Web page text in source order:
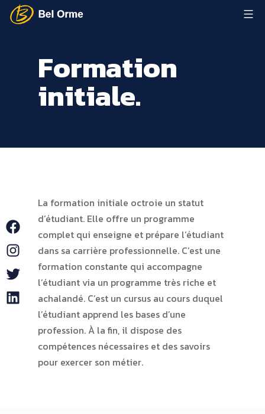
Aller
Formation
initiale.
Facebook
Instagram
Twitter
LinkedIn
La formation initiale octroie un statut
d’étudiant. Elle offre un programme
complet qui enseigne et prépare l’étudiant
dans sa carrière professionnelle. C’est une
formation constante qui accompagne
l’étudiant via un programme très riche et
achalandé. C’est un cursus au cours duquel
l’étudiant apprend les bases d’une
profession. À la fin, il dispose des
compétences nécessaires et des savoirs
pour exercer son métier.